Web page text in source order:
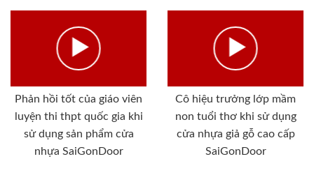
Phản hồi tốt của giáo viên
luyện thi thpt quốc gia khi
sử dụng sản phẩm cửa
nhựa SaiGonDoor
Cô hiệu trưởng lớp mầm
non tuổi thơ khi sử dụng
cửa nhựa giả gỗ cao cấp
SaiGonDoor